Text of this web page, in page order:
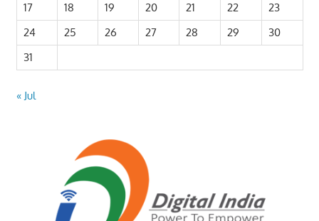
17
18 19 20 21 22
23
24
25 26 27 28 29
30
31
« Jul